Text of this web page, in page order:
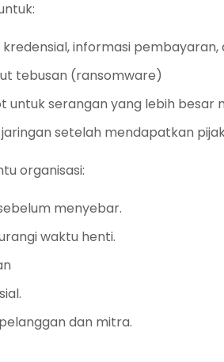
informasi
tebusan (ransomware)
untuk serangan yang lebih besar
setelah mendapatkan
organisasi:
menyebar.
waktu henti.
dan mitra.